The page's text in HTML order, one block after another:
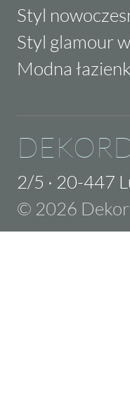
Styl
Styl glamour
Modna
2/5 · 20-447
© 2026